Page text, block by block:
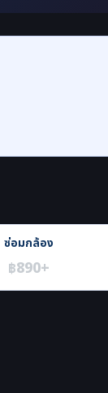
ซ่อมกล้อง
฿890+